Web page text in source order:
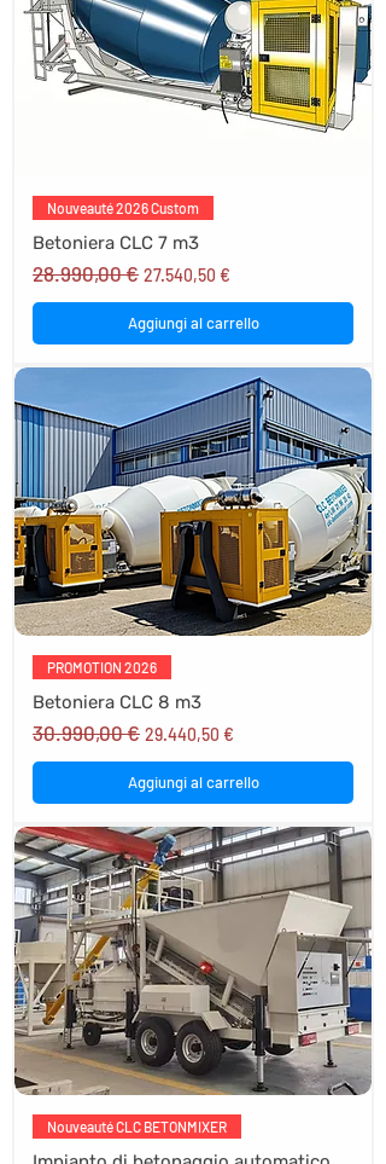
Nouveauté 2026 Custom
Betoniera CLC 7 m3
Prezzo regolare
28.990,00 € Prezzo scontato
27.540,50 €
Aggiungi al carrello
PROMOTION 2026
Betoniera CLC 8 m3
Prezzo regolare
30.990,00 € Prezzo scontato
29.440,50 €
Aggiungi al carrello
Nouveauté CLC BETONMIXER